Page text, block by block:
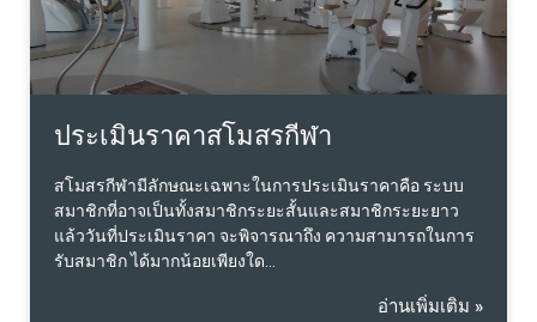
ประเมินราคาสโมสรกีฬา
สโมสรกีฬามีลักษณะเฉพาะในการประเมินราคาคือ ระบบ
สมาชิกที่อาจเป็นทั้งสมาชิกระยะสั้นและสมาชิกระยะยาว
แล้ววันที่ประเมินราคา จะพิจารณาถึง ความสามารถในการ
รับสมาชิก ได้มากน้อยเพียงใด…
อ่านเพิ่มเติม »